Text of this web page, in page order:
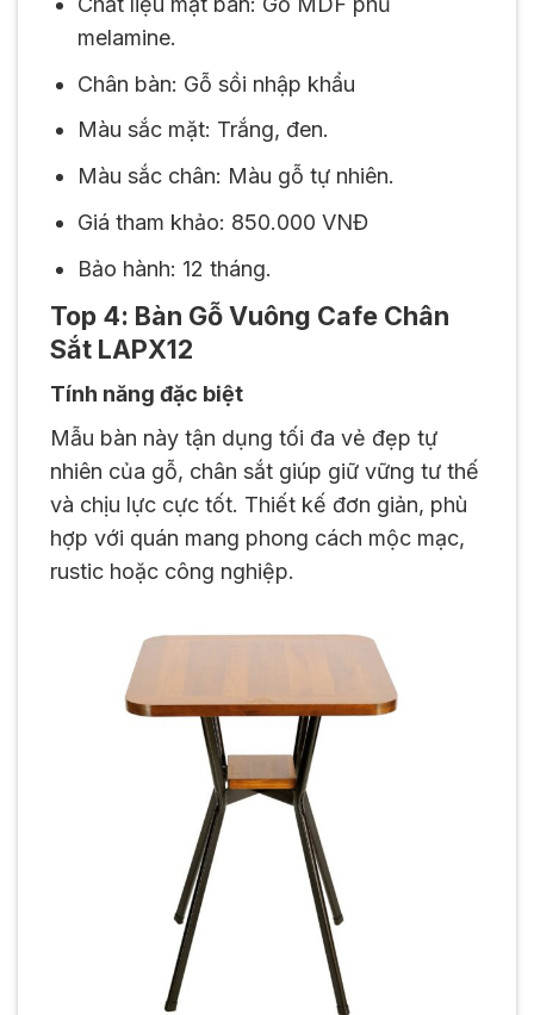
melamine.
Chân bàn: Gỗ sồi nhập khẩu
Màu sắc mặt: Trắng, đen.
Màu sắc chân: Màu gỗ tự nhiên.
Giá tham khảo: 850.000 VNĐ
Bảo hành: 12 tháng.
Top 4: Bàn Gỗ Vuông Cafe Chân
Sắt LAPX12
Tính năng đặc biệt
Mẫu bàn này tận dụng tối đa vẻ đẹp tự
nhiên của gỗ, chân sắt giúp giữ vững tư thế
và chịu lực cực tốt. Thiết kế đơn giản, phù
hợp với quán mang phong cách mộc mạc,
rustic hoặc công nghiệp.